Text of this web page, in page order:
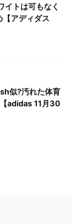
トは可もなく
アディダス
似?汚れた体育
adidas 11月30